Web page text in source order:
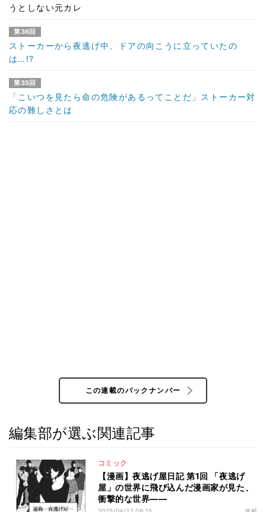
うとしない元カレ
第36回
ストーカーから夜逃げ中、ドアの向こうに立っていたの
は…!?
第35回
「こいつを見たら命の危険があるってことだ」ストーカー対
応の難しさとは
この連載のバックナンバー
編集部が選ぶ関連記事
コミック
【漫画】夜逃げ屋日記 第1回 「夜逃げ
屋」の世界に飛び込んだ漫画家が見た、
衝撃的な世界――